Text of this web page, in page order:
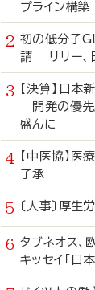
プライン構築
初の低分子
請 リリー、
【決算】日
開発の優先
盛んに
【中医協】
了承
〔人事〕厚
タブネオス
キッセイ「日